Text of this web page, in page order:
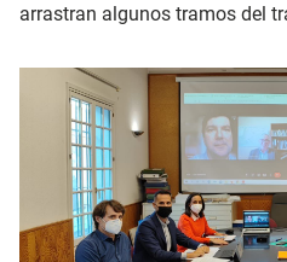
arrastran algunos tramos del